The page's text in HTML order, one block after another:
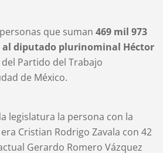
que suman 469 mil 973
al diputado plurinominal Héctor
Partido del Trabajo
de México.
legislatura la persona con la
Cristian Rodrigo Zavala con 42
Gerardo Romero Vázquez